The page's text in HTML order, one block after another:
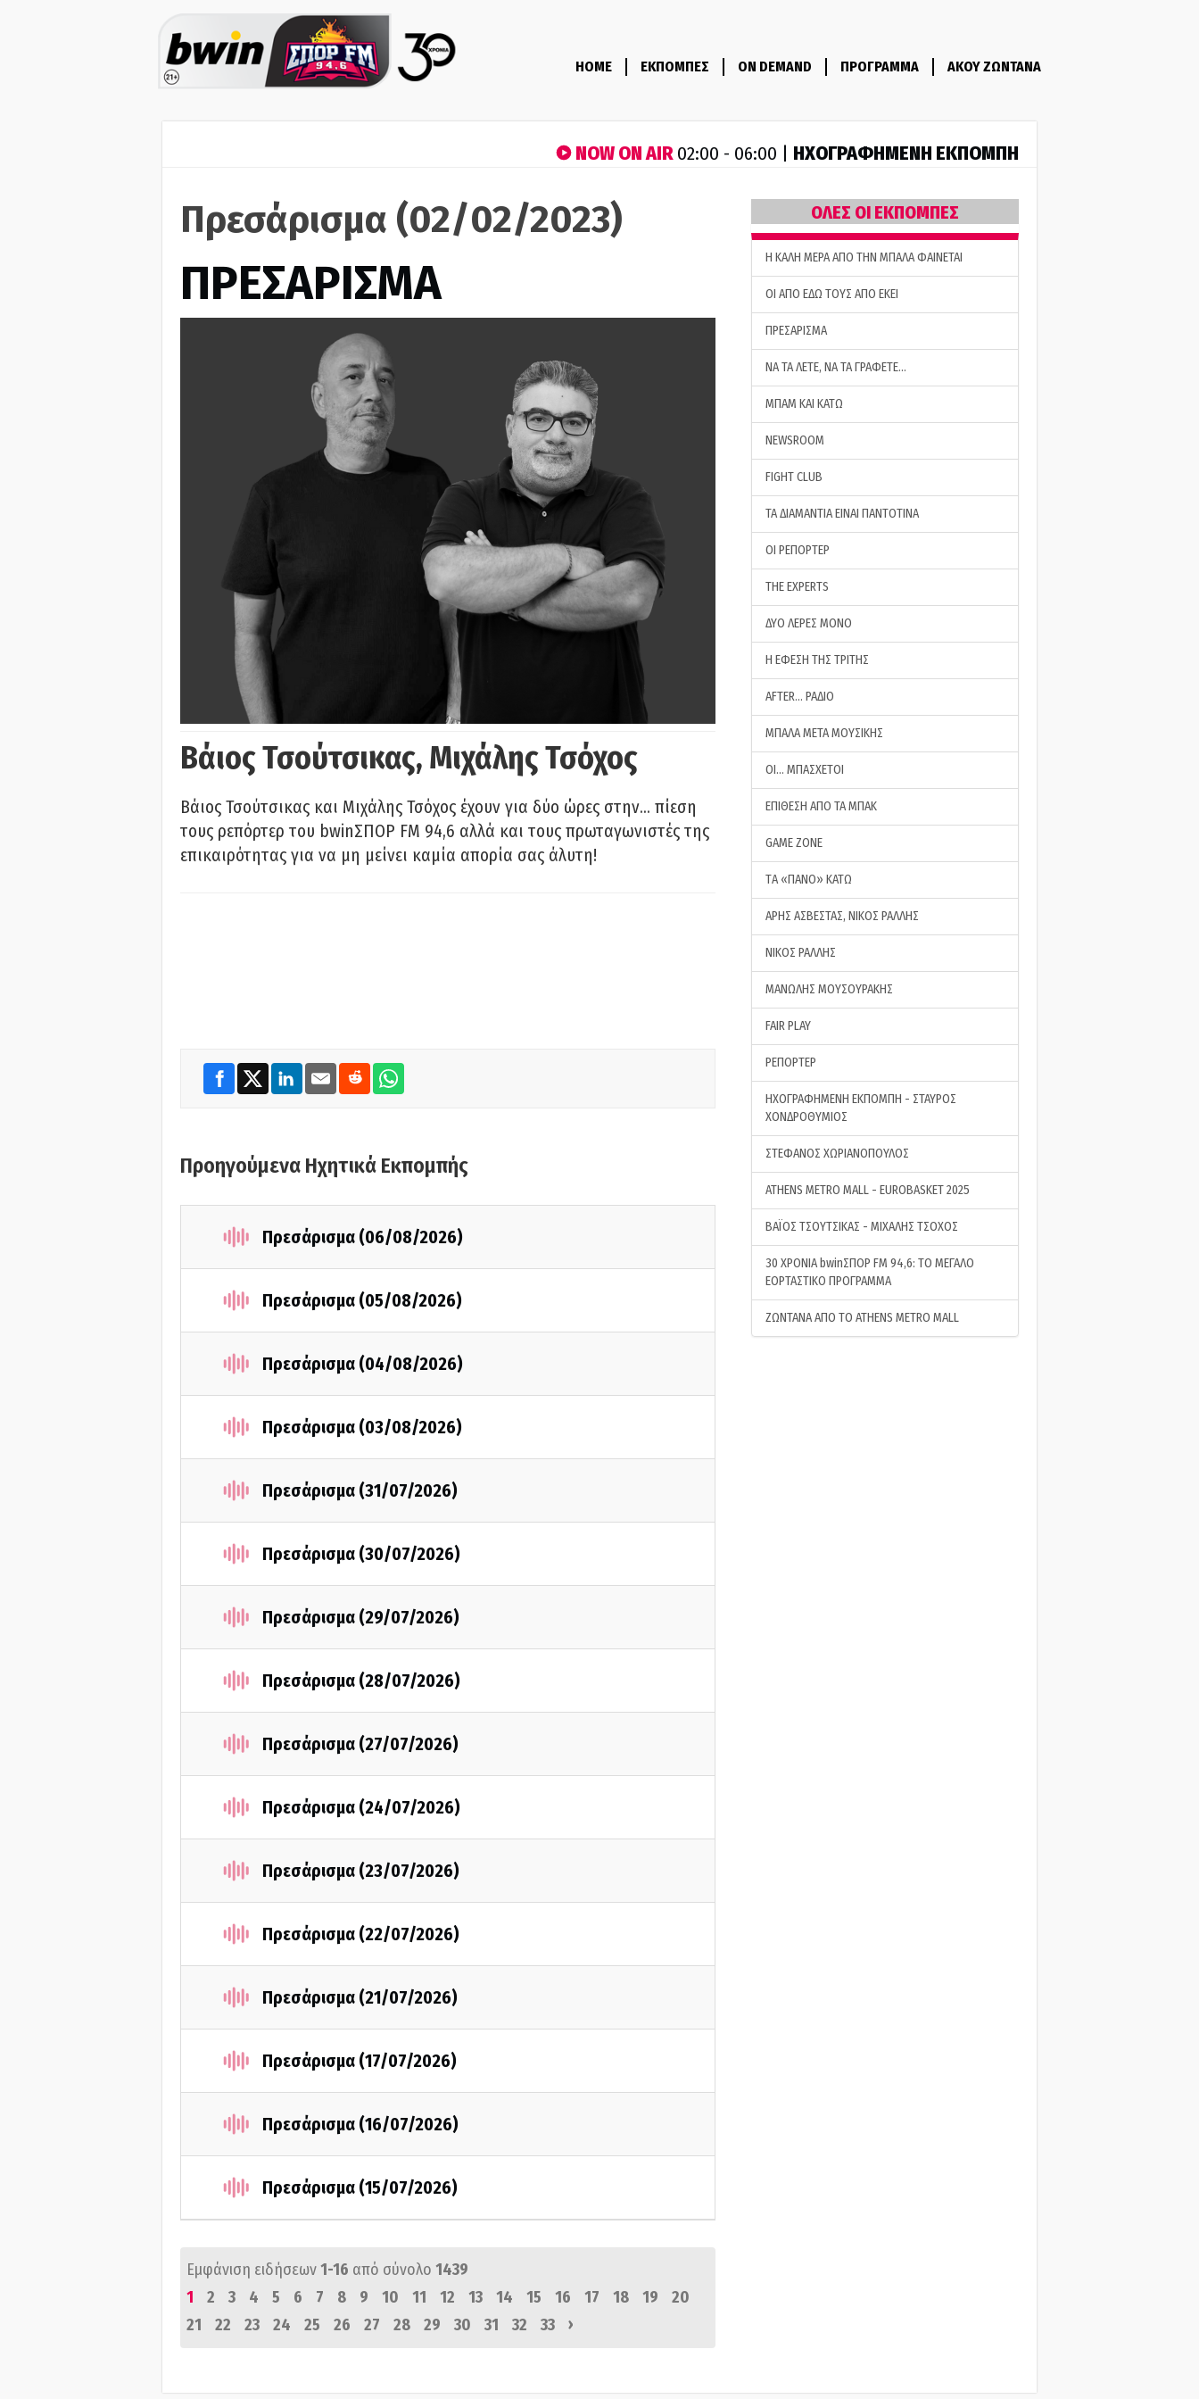
HOME ΕΚΠΟΜΠΕΣ ON DEMAND ΠΡΟΓΡΑΜΜΑ ΑΚΟΥ ΖΩΝΤΑΝΑ
NOW ON AIR02:00 - 06:00 | ΗΧΟΓΡΑΦΗΜΕΝΗ ΕΚΠΟΜΠΗ
Πρεσάρισμα (02/02/2023)
ΠΡΕΣΑΡΙΣΜΑ
Βάιος Τσούτσικας, Μιχάλης Τσόχος
Βάιος Τσούτσικας και Μιχάλης Τσόχος έχουν για δύο ώρες στην… πίεση
τους ρεπόρτερ του bwinΣΠΟΡ FM 94,6 αλλά και τους πρωταγωνιστές της
επικαιρότητας για να μη μείνει καμία απορία σας άλυτη!
Προηγούμενα Ηχητικά Εκπομπής
Πρεσάρισμα (06/08/2026)
Πρεσάρισμα (05/08/2026)
Πρεσάρισμα (04/08/2026)
Πρεσάρισμα (03/08/2026)
Πρεσάρισμα (31/07/2026)
Πρεσάρισμα (30/07/2026)
Πρεσάρισμα (29/07/2026)
Πρεσάρισμα (28/07/2026)
Πρεσάρισμα (27/07/2026)
Πρεσάρισμα (24/07/2026)
Πρεσάρισμα (23/07/2026)
Πρεσάρισμα (22/07/2026)
Πρεσάρισμα (21/07/2026)
Πρεσάρισμα (17/07/2026)
Πρεσάρισμα (16/07/2026)
Πρεσάρισμα (15/07/2026)
Εμφάνιση ειδήσεων1-16 από σύνολο 1439
1
2 3 4 5 6 7 8 9 10 11 12 13 14 15 16 17 18 19
20
21
22 23 24 25 26 27 28 29 30 31 32 33 ›
ΟΛΕΣ ΟΙ ΕΚΠΟΜΠΕΣ
H ΚΑΛΗ ΜΕΡΑ ΑΠΟ ΤΗΝ ΜΠΑΛΑ ΦΑΙΝΕΤΑΙ
ΟΙ ΑΠΟ ΕΔΩ ΤΟΥΣ ΑΠΟ ΕΚΕΙ
ΠΡΕΣΑΡΙΣΜΑ
ΝΑ ΤΑ ΛΕΤΕ, ΝΑ ΤΑ ΓΡΑΦΕΤΕ…
ΜΠΑΜ ΚΑΙ ΚΑΤΩ
NEWSROOM
FIGHT CLUB
ΤΑ ΔΙΑΜΑΝΤΙΑ ΕΙΝΑΙ ΠΑΝΤΟΤΙΝΑ
ΟΙ ΡΕΠΟΡΤΕΡ
THE EXPERTS
ΔΥΟ ΛΕΡΕΣ ΜΟΝΟ
Η ΕΦΕΣΗ ΤΗΣ ΤΡΙΤΗΣ
AFTER… ΡΑΔΙΟ
ΜΠΑΛΑ ΜΕΤΑ ΜΟΥΣΙΚΗΣ
ΟΙ… ΜΠΑΣΧΕΤΟΙ
ΕΠΙΘΕΣΗ ΑΠΟ ΤΑ ΜΠΑΚ
GAME ZONE
ΤA «ΠΑΝΟ» ΚΑΤΩ
ΑΡΗΣ ΑΣΒΕΣΤΑΣ, ΝΙΚΟΣ ΡΑΛΛΗΣ
ΝΙΚΟΣ ΡΑΛΛΗΣ
ΜΑΝΩΛΗΣ ΜΟΥΣΟΥΡΑΚΗΣ
FAIR PLAY
ΡΕΠΟΡΤΕΡ
ΗΧΟΓΡΑΦΗΜΕΝΗ ΕΚΠΟΜΠΗ - ΣΤΑΥΡΟΣ
ΧΟΝΔΡΟΘΥΜΙΟΣ
ΣΤΕΦΑΝΟΣ ΧΩΡΙΑΝΟΠΟΥΛΟΣ
ATHENS METRO MALL - EUROBASKET 2025
ΒΑΪΟΣ ΤΣΟΥΤΣΙΚΑΣ - ΜΙΧΑΛΗΣ ΤΣΟΧΟΣ
30 ΧΡΟΝΙΑ bwinΣΠΟΡ FM 94,6: ΤΟ ΜΕΓΑΛΟ
ΕΟΡΤΑΣΤΙΚΟ ΠΡΟΓΡΑΜΜΑ
ΖΩΝΤΑΝΑ ΑΠΟ ΤΟ ATHENS METRO MALL